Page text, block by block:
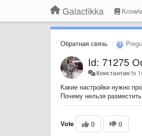
Galactikka
Обратная связь
Id: 71275
Константинfa
Какие настройки нужно
Почему нельзя
Vote 0 0